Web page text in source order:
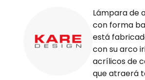
Lámpara de
con forma
está
con su arco
acrílicos de
que atraerá